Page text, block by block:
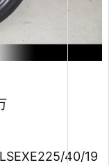
40/19